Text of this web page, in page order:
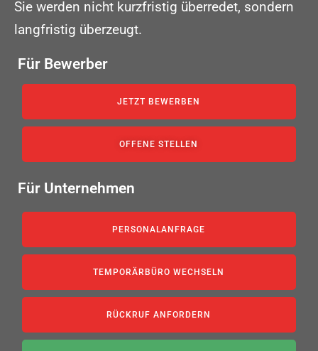
Sie werden nicht kurzfristig überredet, sondern
langfristig überzeugt.
Für Bewerber
JETZT BEWERBEN
OFFENE STELLEN
Für Unternehmen
PERSONALANFRAGE
TEMPORÄRBÜRO WECHSELN
RÜCKRUF ANFORDERN